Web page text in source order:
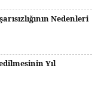
Nedenleri
Yıl